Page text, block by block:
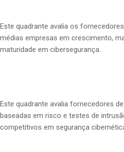
Este quadrante avalia os
médias empresas em crescimento,
maturidade em cibersegurança.
Este quadrante avalia fornecedores
baseadas em risco e testes de
competitivos em segurança